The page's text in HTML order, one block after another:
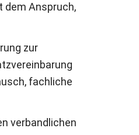
dem Anspruch,
zur
fachliche
verbandlichen